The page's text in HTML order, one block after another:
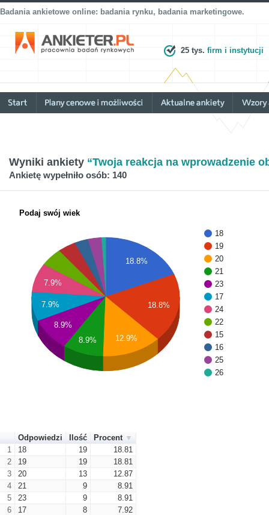
Badania ankietowe online: badania rynku, badania marketingowe.
25 tys. firm i instytucji
Wyniki ankiety “Twoja reakcja na wprowadzenie
Ankietę wypełniło osób: 140
Podaj swój wiek
18
19
20
21
23
17
24
22
15
16
25
26
18.8%
18.8%
7.9%
7.9%
8.9%
8.9%
12.9%
Odpowiedzi Ilość
Procent
1
18 19
18.81
2
19 19
18.81
3
20 13
12.87
4
21 9
8.91
5
23 9
8.91
6
17 8
7.92